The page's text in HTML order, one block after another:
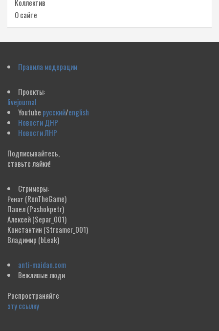
Коллектив
О сайте
Правила модерации
Проекты:
livejournal
Youtube русский/english
Новости ДНР
Новости ЛНР
Подписывайтесь,
ставьте лайки!
Стримеры:
Ренат (RenTheGame)
Павел(Pashokpetr)
Алексей(Separ_001)
Константин (Streamer_001)
Владимир (bLeak)
anti-maidan.com
Вежливые люди
Распространяйте
эту ссылку